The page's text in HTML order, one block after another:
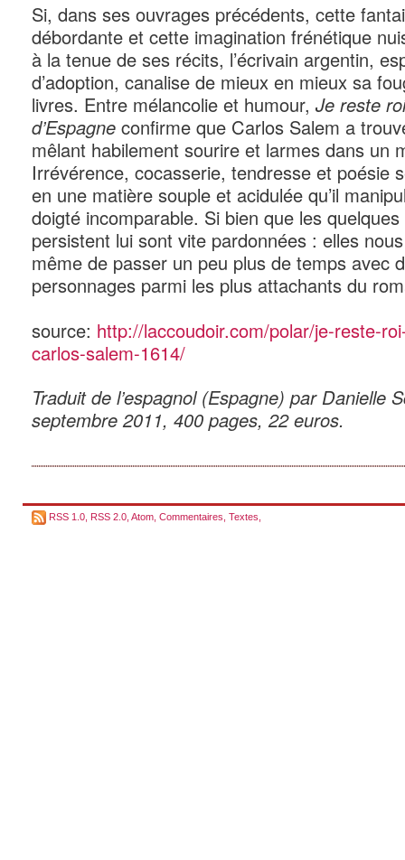
Si, dans ses ouvrages précédents, cette
débordante et cette imagination frénétique
à la tenue de ses récits, l’écrivain argentin,
d’adoption, canalise de mieux en mieux sa
livres. Entre mélancolie et humour, Je reste roi
d’Espagne confirme que Carlos Salem a
mêlant habilement sourire et larmes dans un
Irrévérence, cocasserie, tendresse et poésie
en une matière souple et acidulée qu’il
doigté incomparable. Si bien que les
persistent lui sont vite pardonnées : elles
même de passer un peu plus de temps avec
personnages parmi les plus attachants du
source: http://laccoudoir.com/polar/je-reste-
carlos-salem-1614/
Traduit de l’espagnol (Espagne) par Danielle
septembre 2011, 400 pages, 22 euros.
RSS 1.0 RSS 2.0 Atom Commentaires Textes